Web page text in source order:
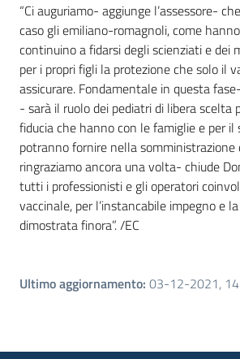
“Ci auguriamo- aggiunge l’assessore-
caso gli emiliano-romagnoli, come
continuino a fidarsi degli scienziati e dei
per i propri figli la protezione che solo il
assicurare. Fondamentale in questa
- sarà il ruolo dei pediatri di libera scelta
fiducia che hanno con le famiglie e per il
potranno fornire nella somministrazione
ringraziamo ancora una volta- chiude
tutti i professionisti e gli operatori
vaccinale, per l’instancabile impegno e
dimostrata finora”. /EC
Ultimo aggiornamento: 03-12-2021,